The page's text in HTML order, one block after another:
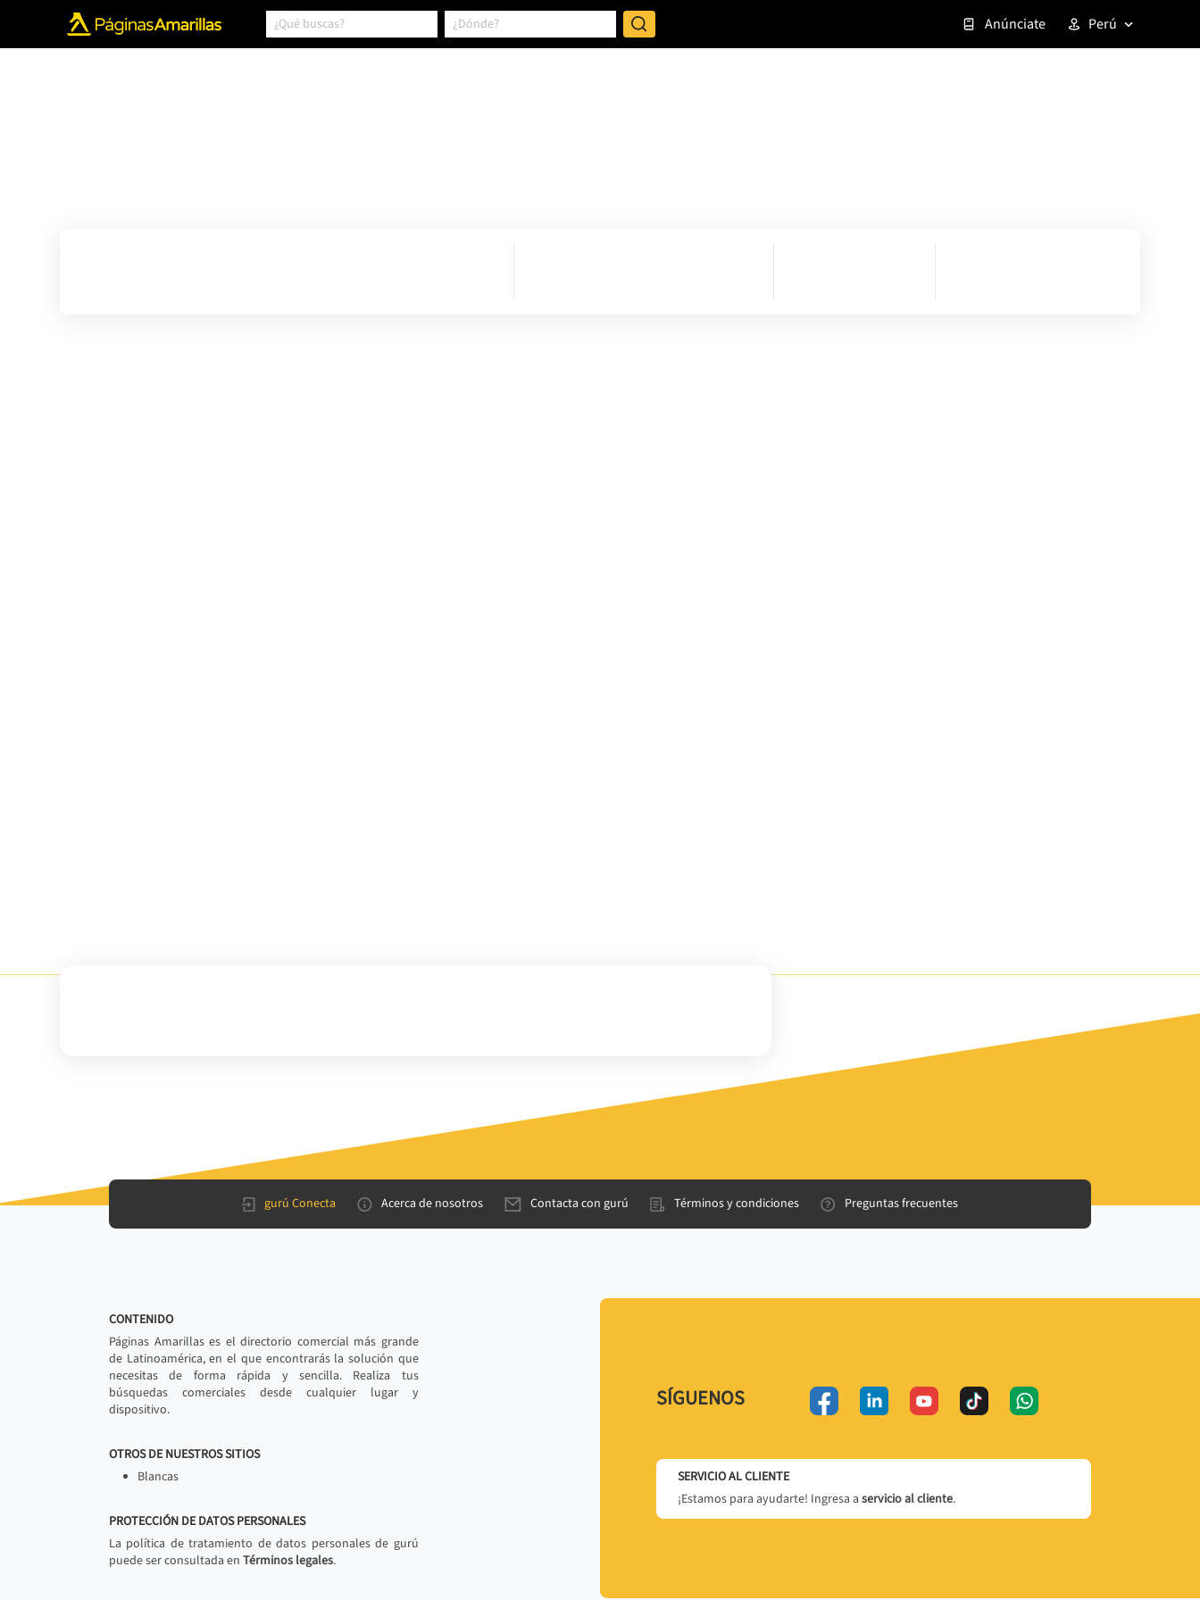
Anúnciate Perú
gurú Conecta Acerca de nosotros Contacta con gurú Términos y condiciones Preguntas frecuentes
CONTENIDO
Páginas Amarillas es el directorio comercial más grande
de Latinoamérica, en el que encontrarás la solución que
necesitas de forma rápida y sencilla. Realiza tus
búsquedas comerciales desde cualquier lugar y
dispositivo.
OTROS DE NUESTROS SITIOS
Blancas
PROTECCIÓN DE DATOS PERSONALES
La política de tratamiento de datos personales de gurú
puede ser consultada en Términos legales.
SÍGUENOS
SERVICIO AL CLIENTE
¡Estamos para ayudarte! Ingresa a servicio al cliente.